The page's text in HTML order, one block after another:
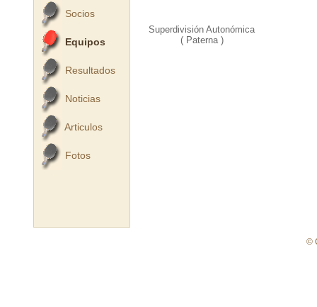
Socios
Equipos
Resultados
Noticias
Articulos
Fotos
Superdivisión Autonómica
( Paterna )
©